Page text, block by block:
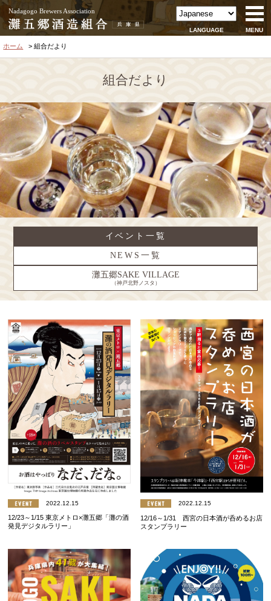
Nadagogo Brewers Association
LANGUAGE MENU
ホーム 組合だより
組合だより
イベント一覧
NEWS一覧
灘五郷SAKE VILLAGE
（神戸北野ノスタ）
2022.12.15
12/23～1/15 東京メトロ×灘五郷「灘の酒
発見デジタルラリー」
2022.12.15
12/16～1/31 西宮の日本酒が呑めるお店
スタンプラリー